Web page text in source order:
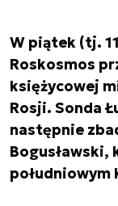
W piątek (tj.
Roskosmos
księżycowej
Rosji. Sonda
następnie
Bogusławski,
południowym